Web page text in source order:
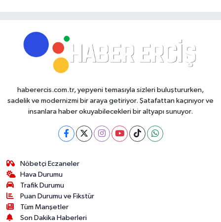
haberercis.com.tr, yepyeni temasıyla sizleri buluştururken,
sadelik ve modernizmi bir araya getiriyor. Şatafattan kaçınıyor ve
insanlara haber okuyabilecekleri bir altyapı sunuyor.
Nöbetçi Eczaneler
Hava Durumu
Trafik Durumu
Puan Durumu ve Fikstür
Tüm Manşetler
Son Dakika Haberleri